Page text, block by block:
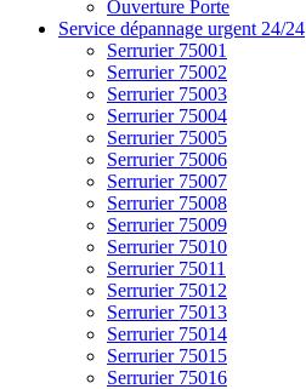
Ouverture Porte
Service dépannage urgent 24/24
Serrurier 75001
Serrurier 75002
Serrurier 75003
Serrurier 75004
Serrurier 75005
Serrurier 75006
Serrurier 75007
Serrurier 75008
Serrurier 75009
Serrurier 75010
Serrurier 75011
Serrurier 75012
Serrurier 75013
Serrurier 75014
Serrurier 75015
Serrurier 75016